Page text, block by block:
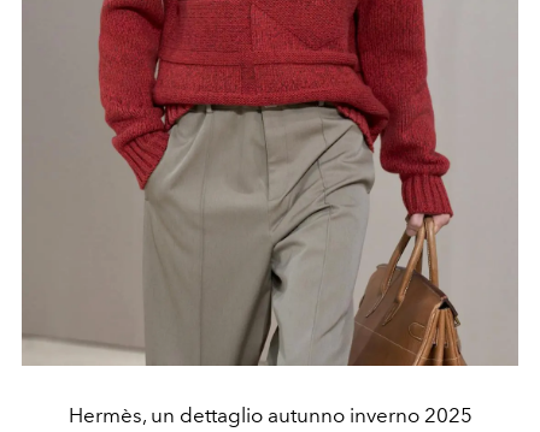
Hermès, un dettaglio autunno inverno 2025